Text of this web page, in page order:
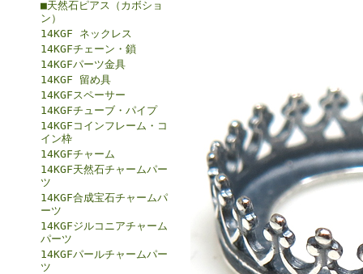
■天然石ピアス（カボショ
ン）
14KGF ネックレス
14KGFチェーン・鎖
14KGFパーツ金具
14KGF 留め具
14KGFスペーサー
14KGFチューブ・パイプ
14KGFコインフレーム・コ
イン枠
14KGFチャーム
14KGF天然石チャームパー
ツ
14KGF合成宝石チャームパ
ーツ
14KGFジルコニアチャーム
パーツ
14KGFパールチャームパー
ツ